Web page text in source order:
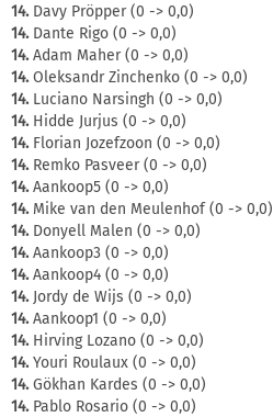
14.Davy Pröpper (0 -> 0,0)
14.Dante Rigo (0 -> 0,0)
14.Adam Maher (0 -> 0,0)
14.Oleksandr Zinchenko (0 -> 0,0)
14.Luciano Narsingh (0 -> 0,0)
14.Hidde Jurjus (0 -> 0,0)
14.Florian Jozefzoon (0 -> 0,0)
14.Remko Pasveer (0 -> 0,0)
14.Aankoop5 (0 -> 0,0)
14.Mike van den Meulenhof (0 -> 0,0)
14.Donyell Malen (0 -> 0,0)
14.Aankoop3 (0 -> 0,0)
14.Aankoop4 (0 -> 0,0)
14.Jordy de Wijs (0 -> 0,0)
14.Aankoop1 (0 -> 0,0)
14.Hirving Lozano (0 -> 0,0)
14.Youri Roulaux (0 -> 0,0)
14.Gökhan Kardes (0 -> 0,0)
14.Pablo Rosario (0 -> 0,0)